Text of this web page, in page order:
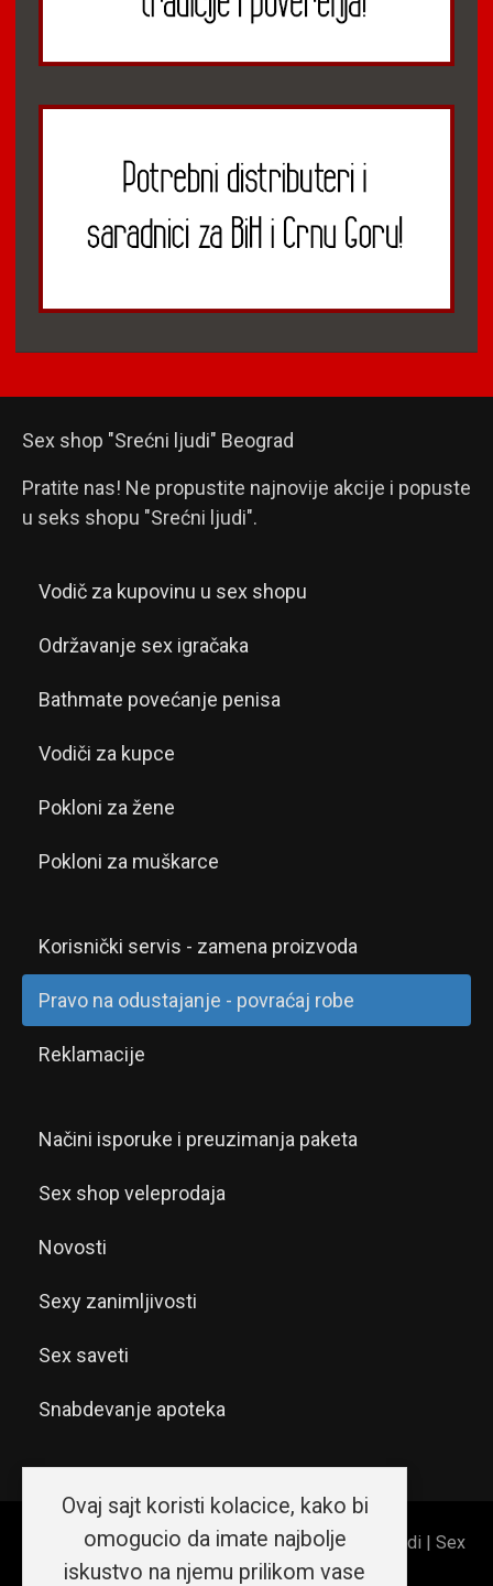
Sex shop "Srećni ljudi" Beograd
Pratite nas! Ne propustite najnovije akcije i popuste
u seks shopu "Srećni ljudi".
Vodič za kupovinu u sex shopu
Održavanje sex igračaka
Bathmate povećanje penisa
Vodiči za kupce
Pokloni za žene
Pokloni za muškarce
Korisnički servis - zamena proizvoda
Pravo na odustajanje - povraćaj robe
Reklamacije
Načini isporuke i preuzimanja paketa
Sex shop veleprodaja
Novosti
Sexy zanimljivosti
Sex saveti
Snabdevanje apoteka
© 2026 Sex shop Beograd | Erotic shop Srećni ljudi | Sex
shop Srbija. Sva prava zadržana.
Ovaj sajt koristi kolacice, kako bi
omogucio da imate najbolje
iskustvo na njemu prilikom vase